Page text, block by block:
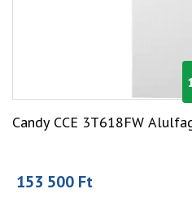
Candy CCE 3T618FW
153 500 Ft